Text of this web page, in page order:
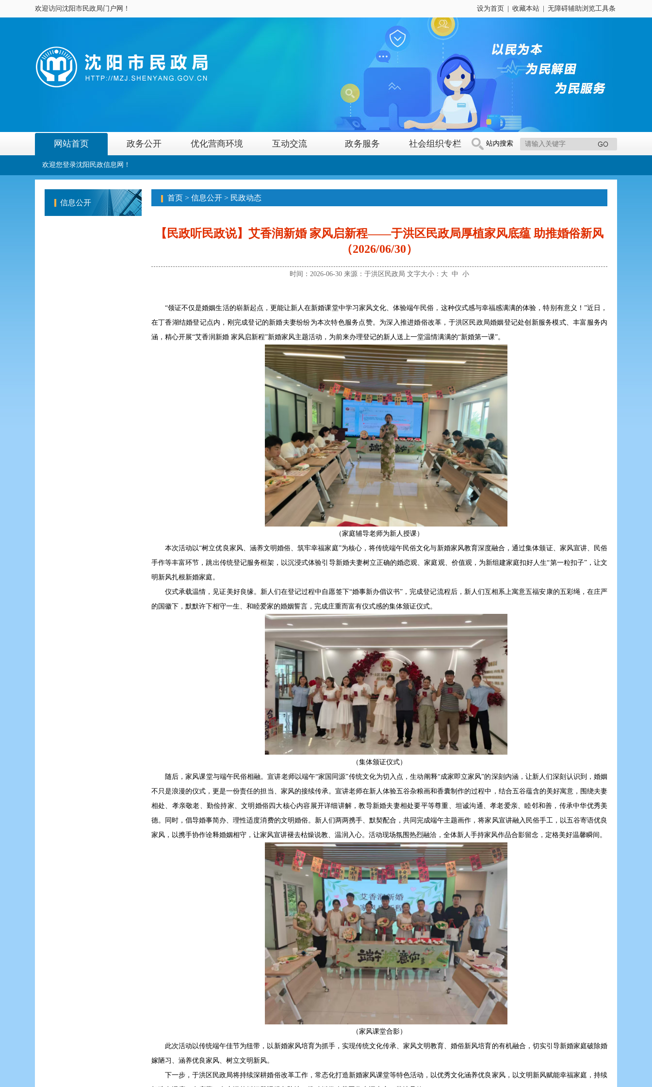
欢迎访问沈阳市民政局门户网！ 设为首页 收藏本站 无障碍辅助浏览工具条
网站首页 政务公开 优化营商环境 互动交流 政务服务 社会组织专栏
欢迎您登录沈阳民政信息网！
站内搜索
信息公开
首页 > 信息公开 > 民政动态
【民政听民政说】艾香润新婚 家风启新程——于洪区民政局厚植家风底蕴 助推婚俗新风
（2026/06/30）
时间：2026-06-30 来源：于洪区民政局 文字大小： 大 中 小
“领证不仅是婚姻生活的崭新起点，更能让新人在新婚课堂中学习家风文化、体验端午民俗，这种仪式感与幸福感满满的体验，特别有意义！”近日，
在丁香湖结婚登记点内，刚完成登记的新婚夫妻纷纷为本次特色服务点赞。为深入推进婚俗改革，于洪区民政局婚姻登记处创新服务模式、丰富服务内
涵，精心开展“艾香润新婚 家风启新程”新婚家风主题活动，为前来办理登记的新人送上一堂温情满满的“新婚第一课”。
（家庭辅导老师为新人授课）
本次活动以“树立优良家风、涵养文明婚俗、筑牢幸福家庭”为核心，将传统端午民俗文化与新婚家风教育深度融合，通过集体颁证、家风宣讲、民俗
手作等丰富环节，跳出传统登记服务框架，以沉浸式体验引导新婚夫妻树立正确的婚恋观、家庭观、价值观，为新组建家庭扣好人生“第一粒扣子”，让文
明新风扎根新婚家庭。
仪式承载温情，见证美好良缘。新人们在登记过程中自愿签下“婚事新办倡议书”，完成登记流程后，新人们互相系上寓意五福安康的五彩绳，在庄严
的国徽下，默默许下相守一生、和睦爱家的婚姻誓言，完成庄重而富有仪式感的集体颁证仪式。
（集体颁证仪式）
随后，家风课堂与端午民俗相融。宣讲老师以端午“家国同源”传统文化为切入点，生动阐释“成家即立家风”的深刻内涵，让新人们深刻认识到，婚姻
不只是浪漫的仪式，更是一份责任的担当、家风的接续传承。宣讲老师在新人体验五谷杂粮画和香囊制作的过程中，结合五谷蕴含的美好寓意，围绕夫妻
相处、孝亲敬老、勤俭持家、文明婚俗四大核心内容展开详细讲解，教导新婚夫妻相处要平等尊重、坦诚沟通、孝老爱亲、睦邻和善，传承中华优秀美
德。同时，倡导婚事简办、理性适度消费的文明婚俗。新人们两两携手、默契配合，共同完成端午主题画作，将家风宣讲融入民俗手工，以五谷寄语优良
家风，以携手协作诠释婚姻相守，让家风宣讲褪去枯燥说教、温润入心。活动现场氛围热烈融洽，全体新人手持家风作品合影留念，定格美好温馨瞬间。
（家风课堂合影）
此次活动以传统端午佳节为纽带，以新婚家风培育为抓手，实现传统文化传承、家风文明教育、婚俗新风培育的有机融合，切实引导新婚家庭破除婚
嫁陋习、涵养优良家风、树立文明新风。
下一步，于洪区民政局将持续深耕婚俗改革工作，常态化打造新婚家风课堂等特色活动，以优秀文化涵养优良家风，以文明新风赋能幸福家庭，持续